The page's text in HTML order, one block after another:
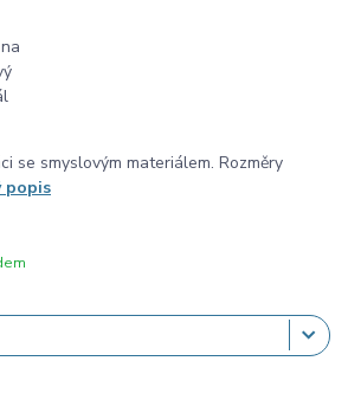
se smyslovým materiálem. Rozměry
popis